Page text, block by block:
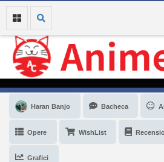
Haran Banjo Bacheca
Opere WishList
Grafici